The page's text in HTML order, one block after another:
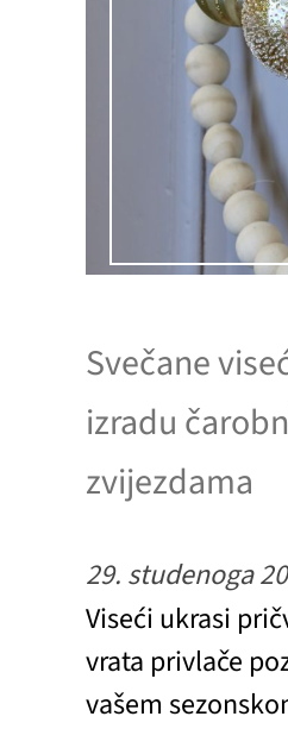
Svečane
izradu
zvijezdama
29. studenoga
Viseći ukrasi
vrata privlače
vašem